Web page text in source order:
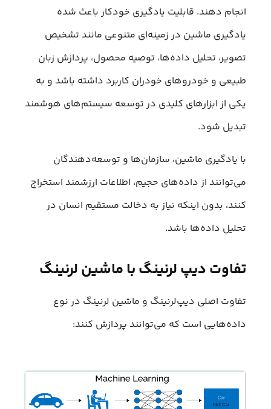
انجام دهند. قابلیت یادگیری خودکار باعث شده
یادگیری ماشین در زمینه‌ای متنوعی مانند تشخیص
تصویر، تحلیل داده‌ها، توصیه محصول، پردازش زبان
طبیعی و خودروهای خودران کاربرد داشته باشد و به
یکی از ابزارهای کلیدی در توسعه سیستم‌های هوشمند
تبدیل شود.
با یادگیری ماشین، سازمان‌ها و توسعه‌دهندگان
می‌توانند از داده‌های حجیم، اطلاعات ارزشمند استخراج
کنند، بدون اینکه نیاز به دخالت مستقیم انسان در
تحلیل داده‌ها باشد.
تفاوت دیپ لرنینگ با ماشین لرنینگ
تفاوت اصلی دیپ‌لرنینگ و ماشین لرنینگ در نوع
داده‌هایی است که می‌توانند پردازش کنند: